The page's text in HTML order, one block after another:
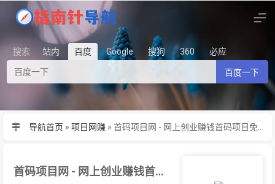
搜索 站内 百度 Google 搜狗 360 必应
百度一下
导航首页 » 项目网赚 »
首码项目网 - 网上创业赚钱首码项目免费推广发布平台-315首码项目网